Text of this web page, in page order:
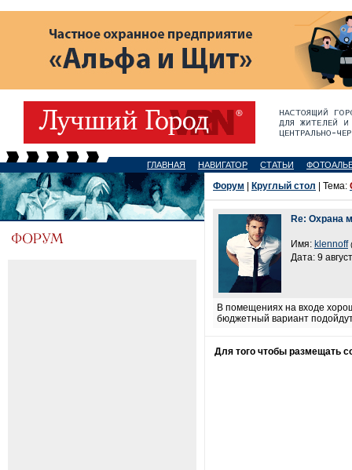
ГЛАВНАЯ НАВИГАТОР СТАТЬИ
Форум Круглый стол | Тема:
Re: Охрана
Имя: klennoff
Дата: 9
В помещениях на входе
бюджетный вариант
Для того чтобы размещать